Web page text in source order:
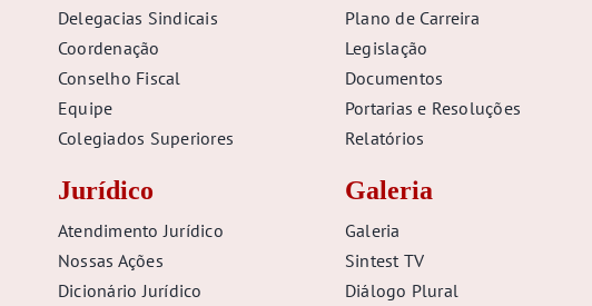
Delegacias Sindicais
Coordenação
Conselho Fiscal
Equipe
Colegiados Superiores
Jurídico
Atendimento Jurídico
Nossas Ações
Dicionário Jurídico
Plano de Carreira
Legislação
Documentos
Portarias e Resoluções
Relatórios
Galeria
Galeria
Sintest TV
Diálogo Plural